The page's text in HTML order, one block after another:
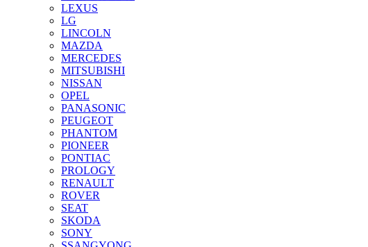
LEXUS
LG
LINCOLN
MAZDA
MERCEDES
MITSUBISHI
NISSAN
OPEL
PANASONIC
PEUGEOT
PHANTOM
PIONEER
PONTIAC
PROLOGY
RENAULT
ROVER
SEAT
SKODA
SONY